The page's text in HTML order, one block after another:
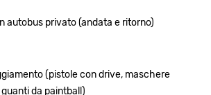
autobus privato (andata e ritorno)
(pistole con drive, maschere
da paintball)